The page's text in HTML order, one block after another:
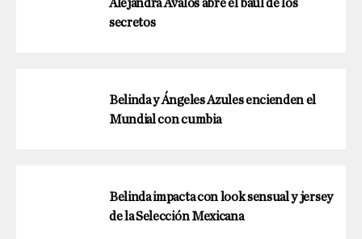
Alejandra Ávalos abre el baúl de los
secretos
Belinda y Ángeles Azules encienden el
Mundial con cumbia
Belinda impacta con look sensual y jersey
de la Selección Mexicana